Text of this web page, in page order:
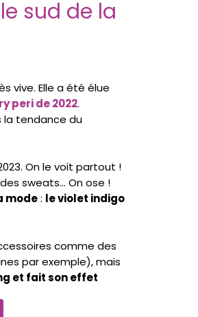
sud de la
vive. Elle a été élue
peri de 2022.
la tendance du
On le voit partout !
sweats… On ose !
mode: le violet indigo
comme des
par exemple), mais
et fait son effet